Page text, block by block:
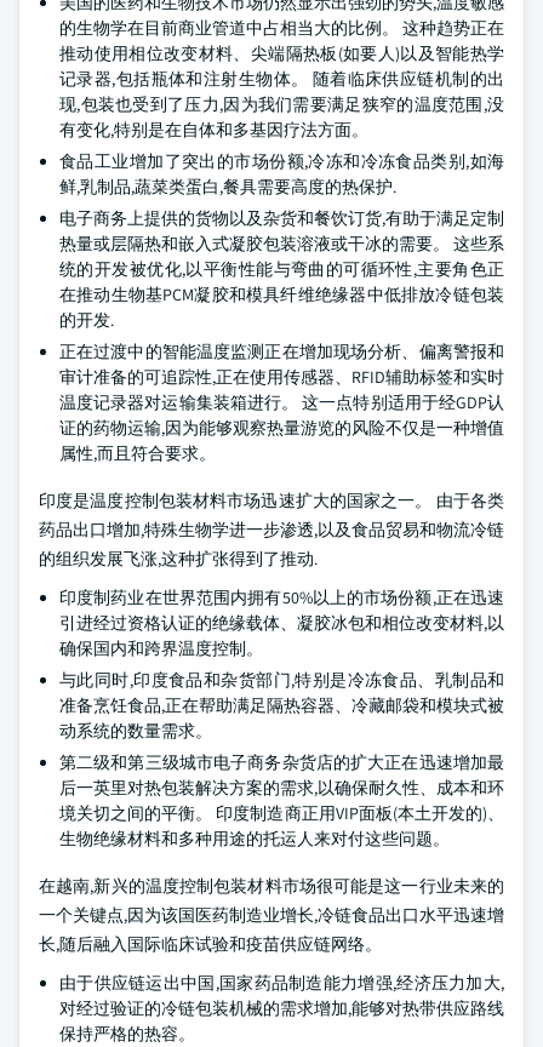
的生物学在目前商业管道中占相当大的比例。 这种趋势正在
推动使用相位改变材料、尖端隔热板(如要人)以及智能热学
记录器,包括瓶体和注射生物体。 随着临床供应链机制的出
现,包装也受到了压力,因为我们需要满足狭窄的温度范围,没
有变化,特别是在自体和多基因疗法方面。
食品工业增加了突出的市场份额,冷冻和冷冻食品类别,如海
鲜,乳制品,蔬菜类蛋白,餐具需要高度的热保护.
电子商务上提供的货物以及杂货和餐饮订货,有助于满足定制
热量或层隔热和嵌入式凝胶包装溶液或干冰的需要。 这些系
统的开发被优化,以平衡性能与弯曲的可循环性,主要角色正
在推动生物基PCM凝胶和模具纤维绝缘器中低排放冷链包装
的开发.
正在过渡中的智能温度监测正在增加现场分析、偏离警报和
审计准备的可追踪性,正在使用传感器、RFID辅助标签和实时
温度记录器对运输集装箱进行。 这一点特别适用于经GDP认
证的药物运输,因为能够观察热量游览的风险不仅是一种增值
属性,而且符合要求。
印度是温度控制包装材料市场迅速扩大的国家之一。 由于各类
药品出口增加,特殊生物学进一步渗透,以及食品贸易和物流冷链
的组织发展飞涨,这种扩张得到了推动.
印度制药业在世界范围内拥有50%以上的市场份额,正在迅速
引进经过资格认证的绝缘载体、凝胶冰包和相位改变材料,以
确保国内和跨界温度控制。
与此同时,印度食品和杂货部门,特别是冷冻食品、乳制品和
准备烹饪食品,正在帮助满足隔热容器、冷藏邮袋和模块式被
动系统的数量需求。
第二级和第三级城市电子商务杂货店的扩大正在迅速增加最
后一英里对热包装解决方案的需求,以确保耐久性、成本和环
境关切之间的平衡。 印度制造商正用VIP面板(本土开发的)、
生物绝缘材料和多种用途的托运人来对付这些问题。
在越南,新兴的温度控制包装材料市场很可能是这一行业未来的
一个关键点,因为该国医药制造业增长,冷链食品出口水平迅速增
长,随后融入国际临床试验和疫苗供应链网络。
由于供应链运出中国,国家药品制造能力增强,经济压力加大,
对经过验证的冷链包装机械的需求增加,能够对热带供应路线
保持严格的热容。